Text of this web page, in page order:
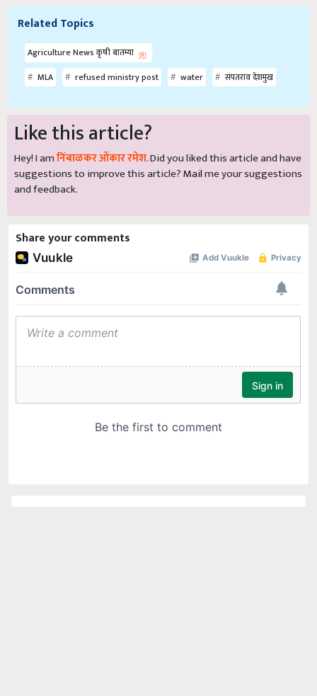
Related Topics
Agriculture News कृषी बातम्या
MLA
refused ministry post water संपतराव देशमुख
Like this article?
Hey! I amनिंबाळकर ओंकार रमेश. Did you liked this article and have
suggestions to improve this article?Mailme your suggestions
and feedback.
Share your comments